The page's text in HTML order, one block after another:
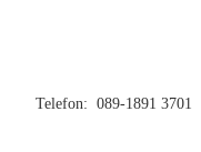
Telefon: 089-1891 3701